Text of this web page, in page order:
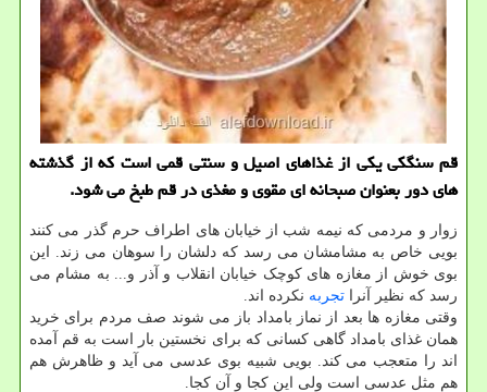
قم سنگكی یكی از غذاهای اصیل و سنتی قمی است كه از گذشته
های دور بعنوان صبحانه ای مقوی و مغذی در قم طبخ می شود.
زوار و مردمی که نیمه شب از خیابان های اطراف حرم گذر می کنند
بویی خاص به مشامشان می رسد که دلشان را سوهان می زند. این
بوی خوش از مغازه های کوچک خیابان انقلاب و آذر و... به مشام می
رسد که نظیر آنرا تجربه نکرده اند.
وقتی مغازه ها بعد از نماز بامداد باز می شوند صف مردم برای خرید
همان غذای بامداد گاهی کسانی که برای نخستین بار است به قم آمده
اند را متعجب می کند. بویی شبیه بوی عدسی می آید و ظاهرش هم
هم مثل عدسی است ولی این کجا و آن کجا.